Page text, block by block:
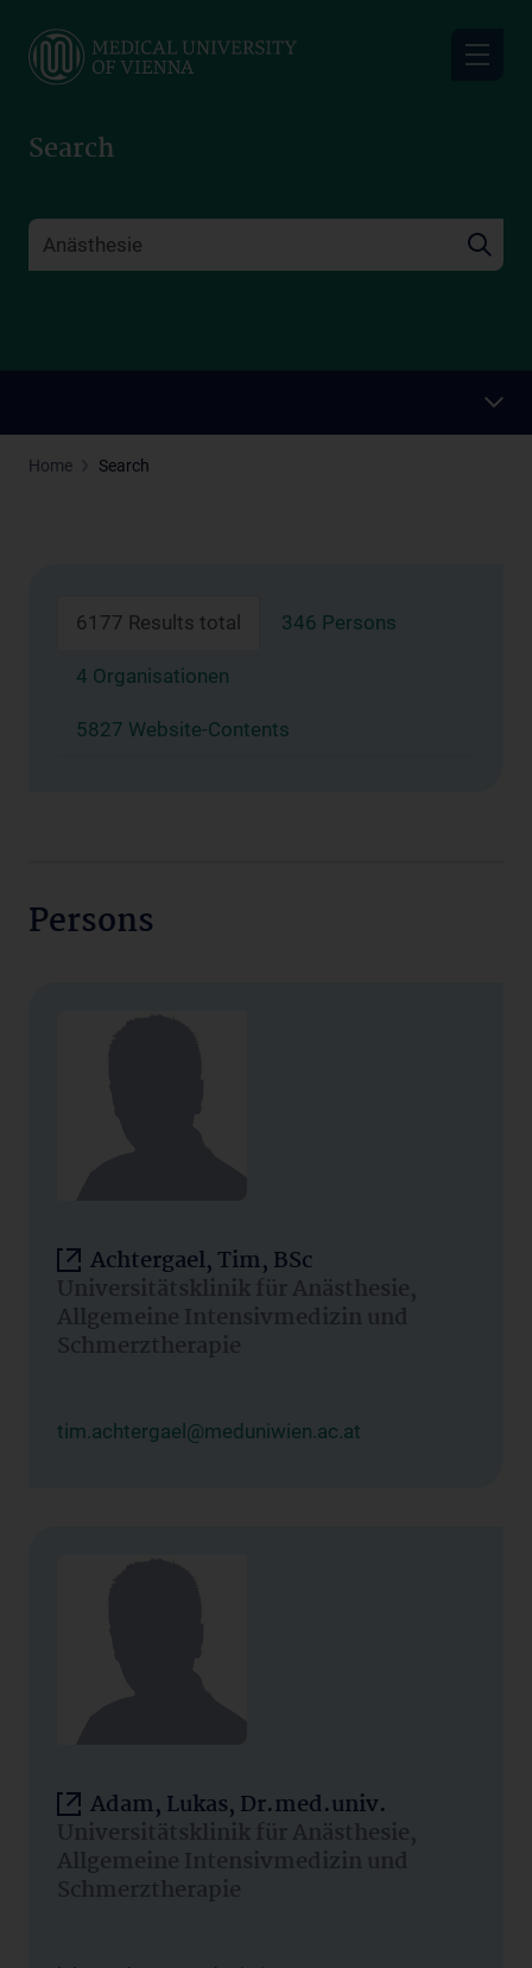
main
Search
Home Search
6177 Results total 346 Persons
4 Organisationen
5827 Website-Contents
Persons
Achtergael, Tim, BSc
Universitätsklinik für Anästhesie,
Allgemeine Intensivmedizin und
Schmerztherapie
tim.achtergael@meduniwien.ac.at
Adam, Lukas, Dr.med.univ.
Universitätsklinik für Anästhesie,
Allgemeine Intensivmedizin und
Schmerztherapie